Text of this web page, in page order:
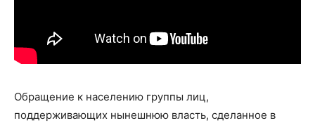
Обращение к населению группы лиц,
поддерживающих нынешнюю власть, сделанное в